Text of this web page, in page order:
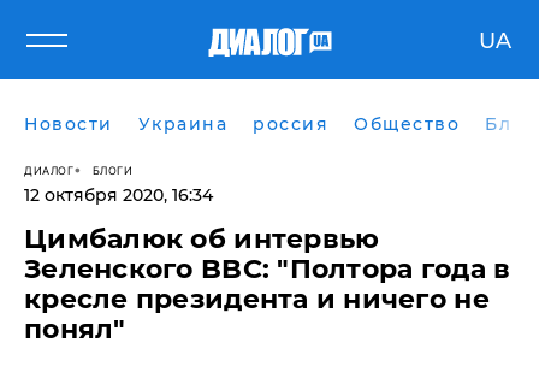
UA
Новости Украина россия Общество
ДИАЛОГ БЛОГИ
12 октября 2020, 16:34
Цимбалюк об интервью
Зеленского BBC: "Полтора года в
кресле президента и ничего не
понял"